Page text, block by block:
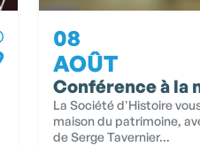
08
AOÛT
Conférence à la
La Société d'Histoire
maison du patrimoine,
de Serge Tavernier...